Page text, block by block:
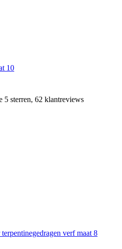
10
5 sterren, 62 klantreviews
verf maat 8